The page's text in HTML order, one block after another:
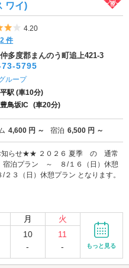
ワイ)
5つ星のうち4
4.20
2 件
多度郡まんのう町追上421-3
5795
ループ
駅 (車10分)
鳥坂IC (車20分)
4,600 円 ～ 宿泊 6,500 円 ～
らせ★★ ２０２６ 夏季 の 通常
泊プラン ～ ８/１６（日）休憩
３（日）休憩プラン となります。
月 火
10
-
11
-
もっと見る